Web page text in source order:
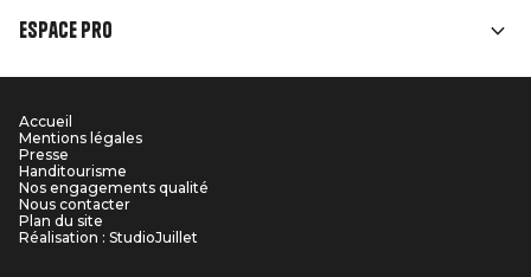
Espace Pro
Menu
Pied
de
Accueil
Mentions légales
Presse
Handitourisme
Nos engagements qualité
Nous contacter
Plan du site
Réalisation : StudioJuillet